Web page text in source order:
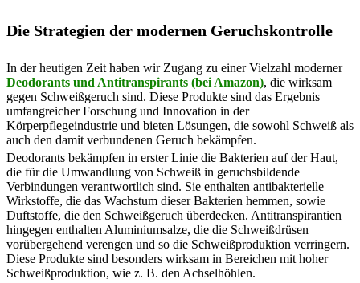
Die Strategien der modernen Geruchskontrolle
In der heutigen Zeit haben wir Zugang zu einer Vielzahl moderner
Deodorants und Antitranspirants (bei Amazon), die wirksam
gegen Schweißgeruch sind. Diese Produkte sind das Ergebnis
umfangreicher Forschung und Innovation in der
Körperpflegeindustrie und bieten Lösungen, die sowohl Schweiß als
auch den damit verbundenen Geruch bekämpfen.
Deodorants bekämpfen in erster Linie die Bakterien auf der Haut,
die für die Umwandlung von Schweiß in geruchsbildende
Verbindungen verantwortlich sind. Sie enthalten antibakterielle
Wirkstoffe, die das Wachstum dieser Bakterien hemmen, sowie
Duftstoffe, die den Schweißgeruch überdecken. Antitranspirantien
hingegen enthalten Aluminiumsalze, die die Schweißdrüsen
vorübergehend verengen und so die Schweißproduktion verringern.
Diese Produkte sind besonders wirksam in Bereichen mit hoher
Schweißproduktion, wie z. B. den Achselhöhlen.